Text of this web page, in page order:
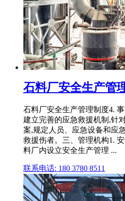
石料厂安全生产管
石料厂安全生产管理制度4.
建立完善的应急救援机制,针
案,规定人员、应急设备和应
救援伤者。三、管理机构1.
料厂内设立安全生产管理 ...
联系电话: 180 3780 8511